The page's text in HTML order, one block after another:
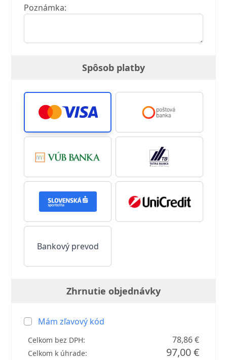
Poznámka:
Spôsob platby
Bankový prevod
Zhrnutie objednávky
Mám zľavový kód
Celkom bez DPH: 78,86 €
Celkom k úhrade: 97,00 €